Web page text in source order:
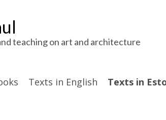
teaching on art and architecture
Texts in English Texts in